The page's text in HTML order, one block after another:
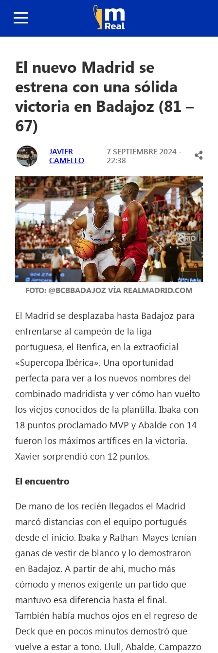
El nuevo Madrid se
estrena con una sólida
victoria en Badajoz (81 –
67)
JAVIER
CAMELLO
7 SEPTIEMBRE 2024 -
22:38
FOTO: @BCBBADAJOZ VÍA REALMADRID.COM
El Madrid se desplazaba hasta Badajoz para
enfrentarse al campeón de la liga
portuguesa, el Benfica, en la extraoficial
«Supercopa Ibérica». Una oportunidad
perfecta para ver a los nuevos nombres del
combinado madridista y ver cómo han vuelto
los viejos conocidos de la plantilla. Ibaka con
18 puntos proclamado MVP y Abalde con 14
fueron los máximos artífices en la victoria.
Xavier sorprendió con 12 puntos.
El encuentro
De mano de los recién llegados el Madrid
marcó distancias con el equipo portugués
desde el inicio. Ibaka y Rathan-Mayes tenían
ganas de vestir de blanco y lo demostraron
en Badajoz. A partir de ahí, mucho más
cómodo y menos exigente un partido que
mantuvo esa diferencia hasta el final.
También había muchos ojos en el regreso de
Deck que en pocos minutos demostró que
vuelve a estar a tono. Llull, Abalde, Campazzo